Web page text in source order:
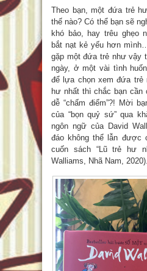
Theo bạn, một đứa trẻ
thế nào? Có thể bạn sẽ
khó bảo, hay trêu ghẹo
bắt nạt kẻ yếu hơn
gặp một đứa trẻ như vậy
ngày, ở một vài tình
để lựa chọn xem đứa
hư nhất thì chắc bạn cần
dễ “chấm điểm”?! Mời
của “bọn quỷ sứ” qua
ngôn ngữ của David
đáo không thể lẫn được
cuốn sách “Lũ trẻ hư
Walliams, Nhã Nam, 2020).